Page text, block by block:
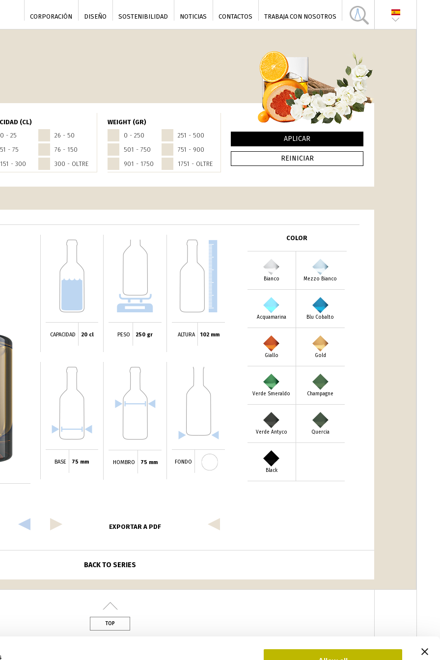
CORPORACIÓN DISEÑO SOSTENIBILIDAD NOTICIAS CONTACTOS TRABAJA CON NOSOTROS
(CL)
0 - 25
26 - 50
51 - 75
76 - 150
151 - 300
300 - OLTRE
WEIGHT (GR)
0 - 250
251 - 500
501 - 750
751 - 900
901 - 1750
1751 - OLTRE
CAPACIDAD 20 cl PESO 250 gr ALTURA 102 mm
BASE 75 mm HOMBRO 75 mm FONDO
COLOR
Bianco Mezzo Bianco
Acquamarina Blu Cobalto
Giallo Gold
Verde Smeraldo Champagne
Verde Antyco Quercia
Black
EXPORTAR A PDF
BACK TO SERIES
TOP